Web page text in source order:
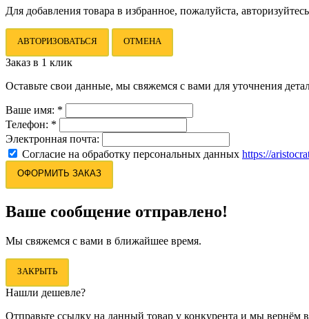
Для добавления товара в избранное, пожалуйста, авторизуйтесь
АВТОРИЗОВАТЬСЯ ОТМЕНА
Заказ в 1 клик
Оставьте свои данные, мы свяжемся с вами для уточнения
Ваше имя: *
Телефон: *
Электронная почта:
Согласие на обработку персональных данных https://
ОФОРМИТЬ ЗАКАЗ
Ваше сообщение отправлено!
Мы свяжемся с вами в ближайшее время.
ЗАКРЫТЬ
Нашли дешевле?
Отправьте ссылку на данный товар у конкурента и мы вернём